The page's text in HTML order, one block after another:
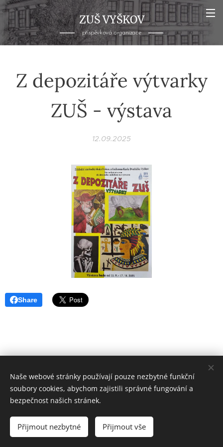
ZUŠ VYŠKOV
příspěvková organizace
Z depozitáře výtvarky
ZUŠ - výstava
12.09.2025
Share
ZUŠ VYŠKOV
Základní umělecká škola Vyškov,
příspěvková organizace
Naše webové stránky používají pouze nezbytné funkční
soubory cookies, abychom zajistili správné fungování a
bezpečnost našich stránek.
Přijmout nezbytné Přijmout vše